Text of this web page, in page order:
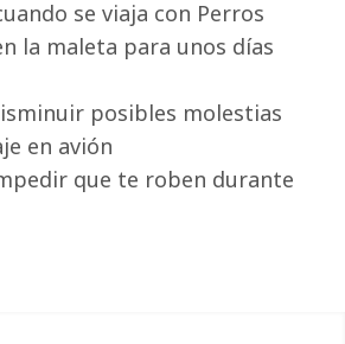
se viaja con Perros
la maleta para unos días
posibles molestias
en avión
que te roben durante